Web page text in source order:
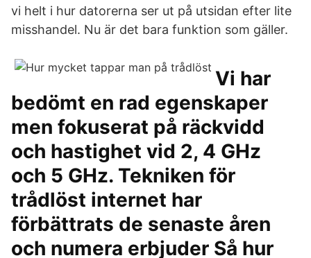
vi helt i hur datorerna ser ut på utsidan efter lite
misshandel. Nu är det bara funktion som gäller.
Vi har
bedömt en rad egenskaper
men fokuserat på räckvidd
och hastighet vid 2, 4 GHz
och 5 GHz. Tekniken för
trådlöst internet har
förbättrats de senaste åren
och numera erbjuder Så hur